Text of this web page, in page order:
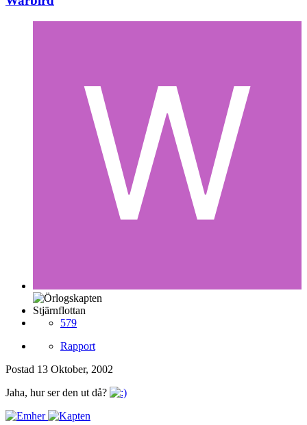
Stjärnflottan
579
Rapport
Postad 13 Oktober, 2002
Jaha, hur ser den ut då?